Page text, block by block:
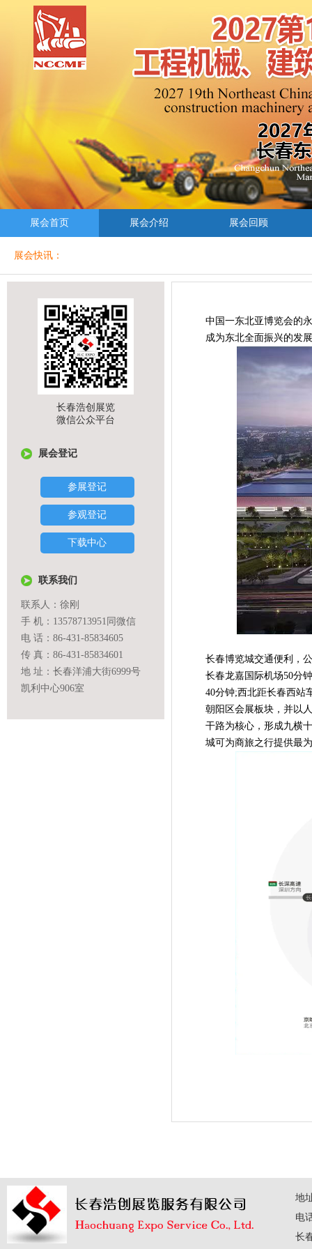
展会首页 展会介绍 展会回顾
展会快讯：
长春浩创展览
微信公众平台
展会登记
参展登记
参观登记
下载中心
联系我们
联系人：徐刚
手 机：13578713951同微信
电 话：86-431-85834605
传 真：86-431-85834601
地 址：长春洋浦大街6999号
凯利中心906室
中国一东北亚博览会的
成为东北全面振兴的发
长春博览城交通便利，
长春龙嘉国际机场50分
40分钟;西北距长春西站
朝阳区会展板块，并以
干路为核心，形成九横
城可为商旅之行提供最
地
电
长